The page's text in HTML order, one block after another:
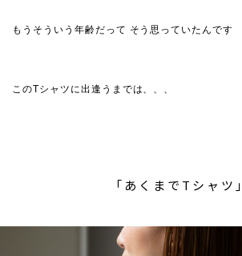
もうそういう年齢だって そう思っていたんです
このTシャツに出逢うまでは、、、
「あくまでTシャツ」